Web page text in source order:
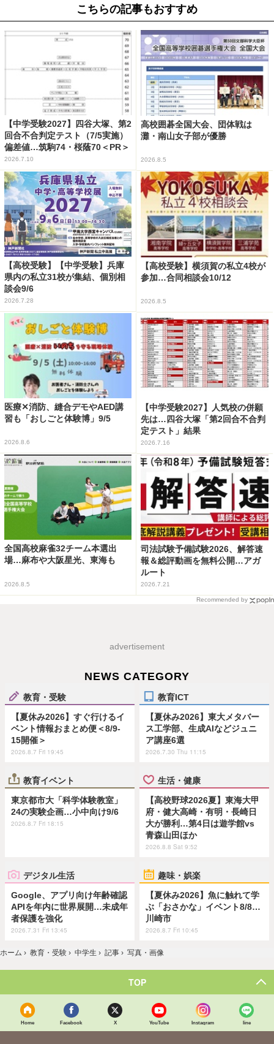
こちらの記事もおすすめ
【中学受験2027】四谷大塚、第2
回合不合判定テスト（7/5実施）
偏差値…筑駒74・桜蔭70＜PR＞
2026.7.10
高校囲碁全国大会、団体戦は
灘・南山女子部が優勝
2026.8.5
【高校受験】【中学受験】兵庫
県内の私立31校が集結、個別相
談会9/6
2026.7.28
【高校受験】横須賀の私立4校が
参加…合同相談会10/12
2026.8.5
医療✕消防、縫合デモやAED講
習も「おしごと体験博」9/5
2026.8.6
【中学受験2027】人気校の併願
先は…四谷大塚「第2回合不合判
定テスト」結果
2026.7.16
全国高校麻雀32チーム本選出
場…麻布や大阪星光、東海も
2026.8.5
司法試験予備試験2026、解答速
報＆総評動画を無料公開…アガ
ルート
2026.7.21
Recommended by
advertisement
NEWS CATEGORY
教育・受験
【夏休み2026】すぐ行けるイ
ベント情報おまとめ便＜8/9-
15開催＞
2026.8.7 Fri 19:45
教育ICT
【夏休み2026】東大メタバー
ス工学部、生成AIなどジュニ
ア講座6選
2026.7.30 Thu 11:15
教育イベント
東京都市大「科学体験教室」
24の実験企画…小中向け9/6
2026.8.7 Fri 18:15
生活・健康
【高校野球2026夏】東海大甲
府・健大高崎・有明・長崎日
大が勝利…第4日は遊学館vs
青森山田ほか
2026.8.8 Sat 9:52
デジタル生活
Google、アプリ向け年齢確認
APIを年内に世界展開…未成年
者保護を強化
2026.7.31 Fri 13:45
趣味・娯楽
【夏休み2026】魚に触れて学
ぶ「おさかな」イベント8/8…
川崎市
2026.8.7 Fri 10:45
ホーム › 教育・受験 › 中学生 › 記事 › 写真・画像
TOP
Home Facebook X YouTube Instagram line